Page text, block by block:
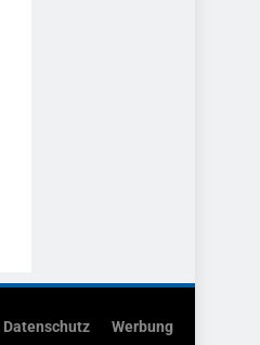
Datenschutz Werbung